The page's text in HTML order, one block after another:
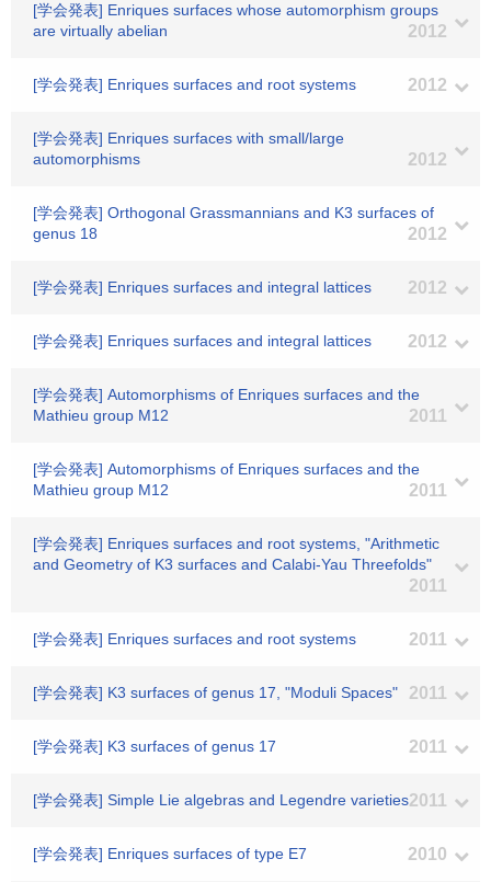
[学会発表] Enriques surfaces whose automorphism groups
are virtually abelian
2012
[学会発表] Enriques surfaces and root systems 2012
[学会発表] Enriques surfaces with small/large
automorphisms
2012
[学会発表] Orthogonal Grassmannians and K3 surfaces of
genus 18
2012
[学会発表] Enriques surfaces and integral lattices 2012
[学会発表] Enriques surfaces and integral lattices 2012
[学会発表] Automorphisms of Enriques surfaces and the
Mathieu group M12
2011
[学会発表] Automorphisms of Enriques surfaces and the
Mathieu group M12
2011
[学会発表] Enriques surfaces and root systems, "Arithmetic
and Geometry of K3 surfaces and Calabi-Yau Threefolds"
2011
[学会発表] Enriques surfaces and root systems 2011
[学会発表] K3 surfaces of genus 17, "Moduli Spaces" 2011
[学会発表] K3 surfaces of genus 17 2011
[学会発表] Simple Lie algebras and Legendre varieties2011
[学会発表] Enriques surfaces of type E7 2010